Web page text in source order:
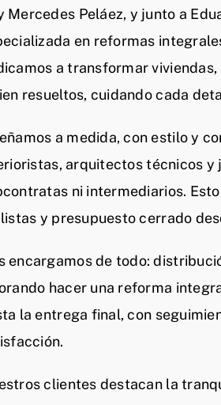
Mercedes Peláez, y junto a
en reformas
a transformar
resueltos, cuidando cada
a medida, con estilo y
arquitectos técnicos y
ni intermediarios.
y presupuesto cerrado
encargamos de todo:
hacer una reforma
la entrega final, con
clientes destacan la